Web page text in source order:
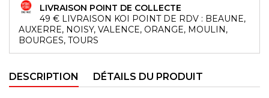
LIVRAISON POINT DE COLLECTE
49 € LIVRAISON KOI POINT DE RDV : BEAUNE,
AUXERRE, NOISY, VALENCE, ORANGE, MOULIN,
BOURGES, TOURS
DESCRIPTION DÉTAILS DU PRODUIT